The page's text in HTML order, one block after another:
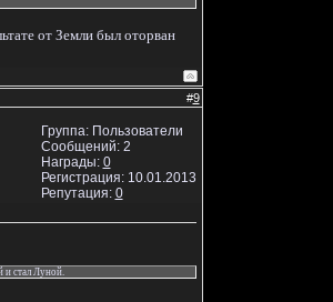
от Земли был оторван
#9
Группа: Пользователи
Сообщений: 2
Награды: 0
Регистрация: 10.01.2013
Репутация: 0
и стал Луной.